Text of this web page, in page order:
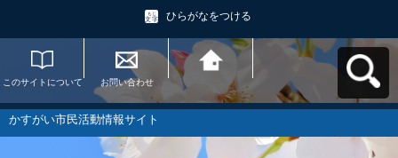
ひらがなをつける
このサイトについて お問い合わせ
かすがい市民活動情
報サイトへ戻る
かすがい市民活動情報サイト